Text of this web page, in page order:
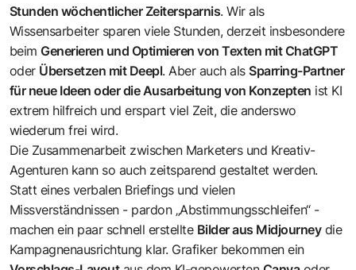
Stunden wöchentlicher Zeitersparnis. Wir als
Wissensarbeiter sparen viele Stunden, derzeit insbesondere
beimGenerieren und Optimieren von Texten mit ChatGPT
oder Übersetzen mit Deepl. Aber auch alsSparring-Partner
für neue Ideen oder die Ausarbeitung von Konzepten ist KI
extrem hilfreich und erspart viel Zeit, die anderswo
wiederum frei wird.
Die Zusammenarbeit zwischen Marketers und Kreativ-
Agenturen kann so auch zeitsparend gestaltet werden.
Statt eines verbalen Briefings und vielen
Missverständnissen - pardon „Abstimmungsschleifen“ -
machen ein paar schnell erstellte Bilder aus Midjourneydie
Kampagnenausrichtung klar. Grafiker bekommen ein